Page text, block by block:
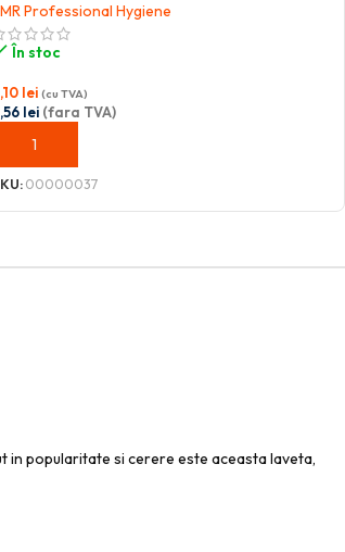
Professional Hygiene
În stoc
lei (cu TVA)
lei(fara TVA)
ADAUGĂ ÎN COȘ
00000037
in popularitate si cerere este aceasta laveta,